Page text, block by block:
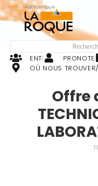
ENT PRONOTE
OÙ NOUS
Offre